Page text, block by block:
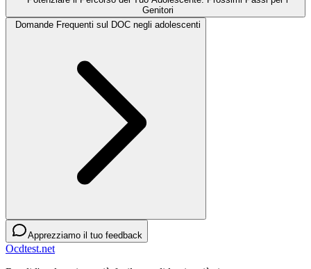
Genitori
Domande Frequenti sul DOC negli adolescenti
Apprezziamo il tuo feedback
Ocdtest.net